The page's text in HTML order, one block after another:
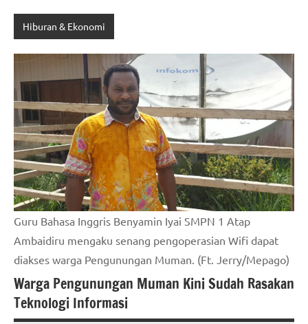
Hiburan & Ekonomi
Guru Bahasa Inggris Benyamin Iyai SMPN 1 Atap
Ambaidiru mengaku senang pengoperasian Wifi dapat
diakses warga Pengunungan Muman. (Ft. Jerry/Mepago)
Warga Pengunungan Muman Kini Sudah Rasakan
Teknologi Informasi